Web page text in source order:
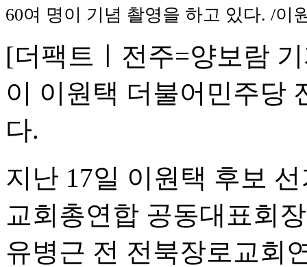
60여 명이 기념 촬영을 하고 있다. /이
[더팩트ㅣ전주=양보람
이 이원택 더불어민주당
다.
지난 17일 이원택 후보
교회총연합 공동대표회
유병근 전 전북장로교회